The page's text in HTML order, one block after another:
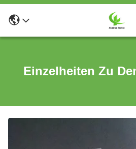
Einzelheiten Zu